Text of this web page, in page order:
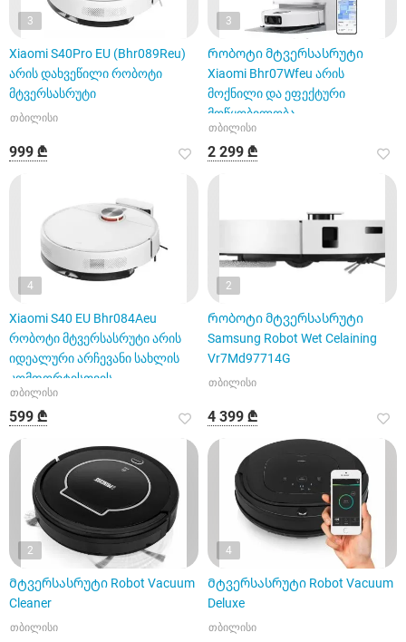
3
Xiaomi S40Pro EU (Bhr089Reu)
არის დახვეწილი რობოტი
მტვერსასრუტი
თბილისი
999 ₾
3
Რობოტი მტვერსასრუტი
Xiaomi Bhr07Wfeu არის
მოქნილი და ეფექტური
მოწყობილობა,
თბილისი
2 299 ₾
4
Xiaomi S40 EU Bhr084Aeu
რობოტი მტვერსასრუტი არის
იდეალური არჩევანი სახლის
კომფორტისთვის.
თბილისი
599 ₾
2
Რობოტი მტვერსასრუტი
Samsung Robot Wet Celaining
Vr7Md97714G
თბილისი
4 399 ₾
2
Მტვერსასრუტი Robot Vacuum
Cleaner
თბილისი
4
Მტვერსასრუტი Robot Vacuum
Deluxe
თბილისი